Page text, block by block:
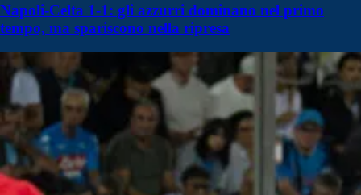
Napoli-Celta 1-1: gli azzurri dominano nel primo
tempo, ma spariscono nella ripresa